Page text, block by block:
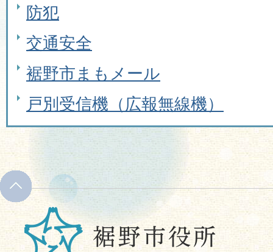
防犯
交通安全
裾野市まもメール
戸別受信機（広報無線機）